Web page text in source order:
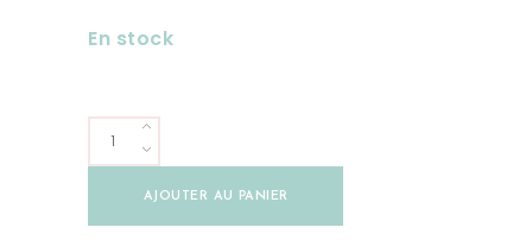
En stock
Suncatcher
Trèfle
AJOUTER AU PANIER